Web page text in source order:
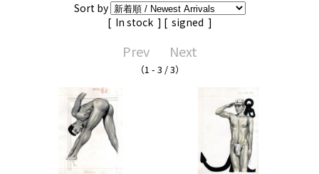
Sort by
[ In stock] [ signed ]
Prev Next
（1 - 3 / 3）